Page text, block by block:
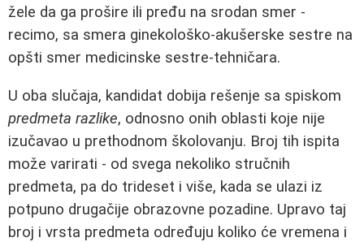
žele da ga prošire ili pređu na srodan smer -
recimo, sa smera ginekološko-akušerske sestre na
opšti smer medicinske sestre-tehničara.
U oba slučaja, kandidat dobija rešenje sa spiskom
predmeta razlike, odnosno onih oblasti koje nije
izučavao u prethodnom školovanju. Broj tih ispita
može varirati - od svega nekoliko stručnih
predmeta, pa do trideset i više, kada se ulazi iz
potpuno drugačije obrazovne pozadine. Upravo taj
broj i vrsta predmeta određuju koliko će vremena i